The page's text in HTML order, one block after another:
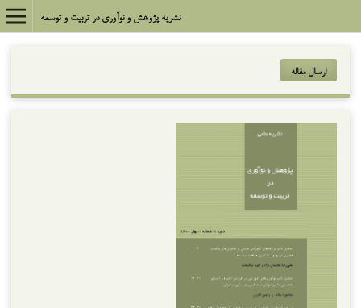
نشریه پژوهش و نوآوری در تربیت و توسعه
ارسال مقاله